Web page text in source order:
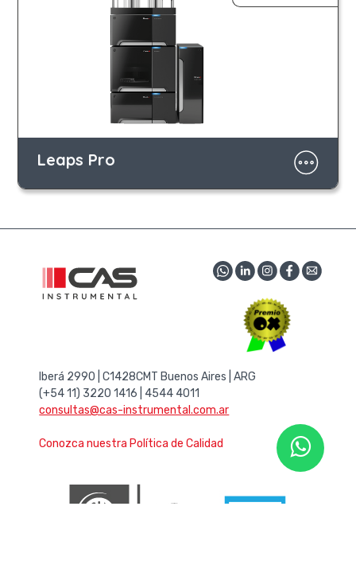
Leaps Pro
Iberá 2990 | C1428CMT Buenos Aires | ARG
(+54 11) 3220 1416 | 4544 4011
consultas@cas-instrumental.com.ar
Conozca nuestra Política de Calidad